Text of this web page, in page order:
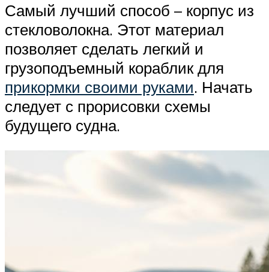
Самый лучший способ – корпус из
стекловолокна. Этот материал
позволяет сделать легкий и
грузоподъемный кораблик для
прикормки своими руками. Начать
следует с прорисовки схемы
будущего судна.